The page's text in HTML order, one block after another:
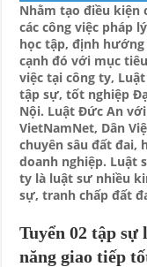
Nhằm tạo điều kiện
các công việc pháp
học tập, định
cạnh đó với mục
việc tại công ty,
tập sự, tốt nghiệp
Nội. Luật Đức An
VietNamNet, Dân
chuyên sâu đất đai,
doanh nghiệp. Luật
ty là luật sư nhiều
sự, tranh chấp đất
Tuyển 02 tập sự
năng giao tiếp